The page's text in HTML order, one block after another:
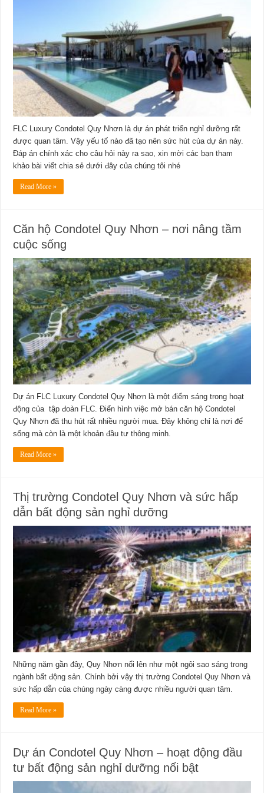
FLC Luxury Condotel Quy Nhơn là dự án phát triển nghỉ dưỡng rất
được quan tâm. Vậy yếu tố nào đã tạo nên sức hút của dự án này.
Đáp án chính xác cho câu hỏi này ra sao, xin mời các bạn tham
khảo bài viết chia sẻ dưới đây của chúng tôi nhé
Read More »
Căn hộ Condotel Quy Nhơn – nơi nâng tầm
cuộc sống
Dự án FLC Luxury Condotel Quy Nhơn là một điểm sáng trong hoạt
động của tập đoàn FLC. Điển hình việc mở bán căn hộ Condotel
Quy Nhơn đã thu hút rất nhiều người mua. Đây không chỉ là nơi để
sống mà còn là một khoản đầu tư thông minh.
Read More »
Thị trường Condotel Quy Nhơn và sức hấp
dẫn bất động sản nghỉ dưỡng
Những năm gần đây, Quy Nhơn nổi lên như một ngôi sao sáng trong
ngành bất động sản. Chính bởi vậy thị trường Condotel Quy Nhơn và
sức hấp dẫn của chúng ngày càng được nhiều người quan tâm.
Read More »
Dự án Condotel Quy Nhơn – hoạt động đầu
tư bất động sản nghỉ dưỡng nổi bật